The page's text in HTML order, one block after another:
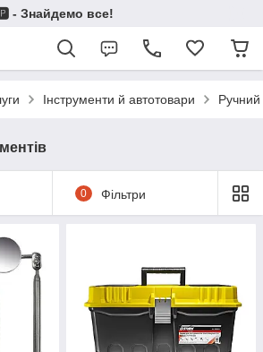
все!
Інструменти й автотовари Ручний
0 Фільтри